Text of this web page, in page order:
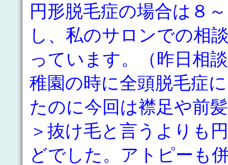
円形脱毛症の場合は８
し、私のサロンでの相
っています。（昨日相
稚園の時に全頭脱毛症
たのに今回は襟足や
＞抜け毛と言うよりも
どでした。アトピーも